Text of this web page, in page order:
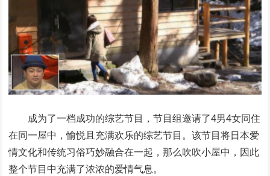
成为了一档成功的综艺节目，节目组邀请了4男4女同住
在同一屋中，愉悦且充满欢乐的综艺节目。该节目将日本爱
情文化和传统习俗巧妙融合在一起，那么吹吹小屋中，因此
整个节目中充满了浓浓的爱情气息。